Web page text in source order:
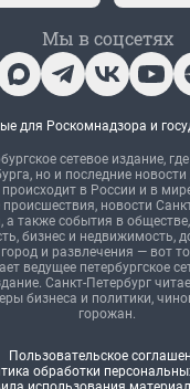
Мы в соцсетях
для Роскомнадзора и
сетевое издание,
но и последние
происходит в России и в
новости
а также события в обществе,
бизнес и недвижимость,
и развлечения — вот
ведущее петербургское
Санкт-Петербург
бизнеса и политики,
горожан.
Пользовательское
обработки